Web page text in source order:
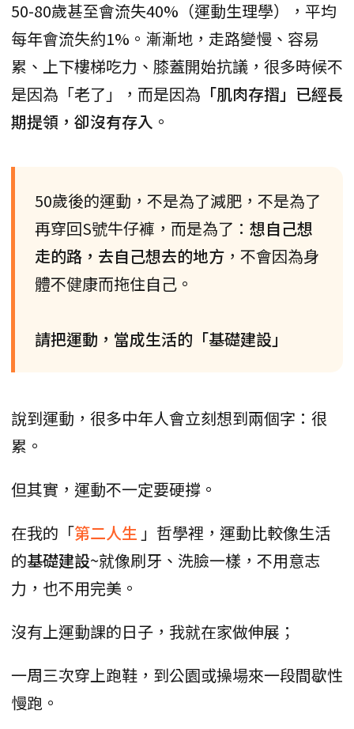
50-80歲甚至會流失40%（運動生理學），平均
每年會流失約1%。漸漸地，走路變慢、容易
累、上下樓梯吃力、膝蓋開始抗議，很多時候不
是因為「老了」，而是因為 「肌肉存摺」已經長
期提領，卻沒有存入 。
50歲後的運動，不是為了減肥，不是為了
再穿回S號牛仔褲，而是為了： 想自己想
走的路，去自己想去的地方 ，不會因為身
體不健康而拖住自己。
請把運動，當成生活的「基礎建設」
說到運動，很多中年人會立刻想到兩個字：很
累。
但其實，運動不一定要硬撐。
在我的「第二人生 」哲學裡，運動比較像生活
的基礎建設~就像刷牙、洗臉一樣，不用意志
力，也不用完美。
沒有上運動課的日子，我就在家做伸展；
一周三次穿上跑鞋，到公園或操場來一段間歇性
慢跑。